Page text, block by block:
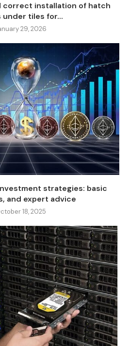
correct installation of hatch
under tiles for...
29, 2026
strategies: basic
and expert advice
18, 2025